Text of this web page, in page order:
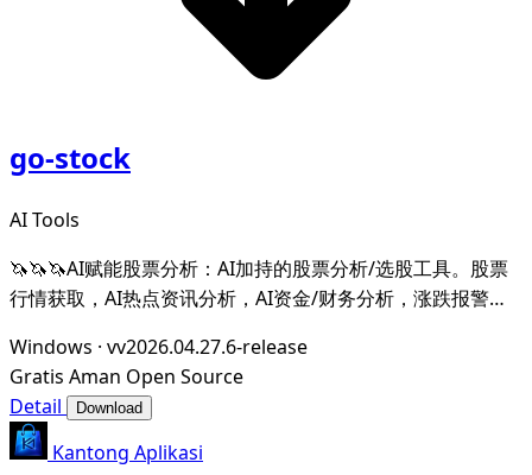
go-stock
AI Tools
🦄🦄🦄AI赋能股票分析：AI加持的股票分析/选股工具。股票
行情获取，AI热点资讯分析，AI资金/财务分析，涨跌报警推
辅助选股等。数据全部保留在本地。支持DeepSeek，
OpenAI， Ollama，LMStudio，AnythingL
Windows · vv2026.04.27.6-release
Gratis Aman Open Source
Detail
Download
Kantong Aplikasi